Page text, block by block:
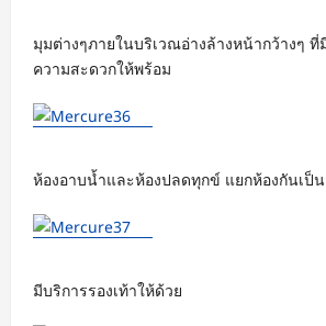
มุมต่างๆภายในบริเวณอ่างล้างหน้ากว้างๆ
ความสะดวกให้พร้อม
ห้องอาบน้ำและห้องปลดทุกข์ แยกห้องกันเป็
มีบริการรองเท้าให้ด้วย